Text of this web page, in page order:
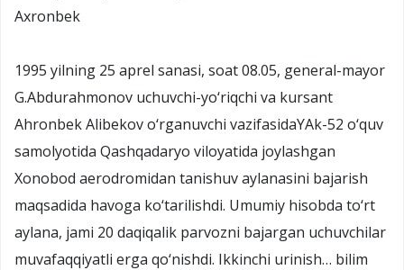
Axronbek
1995 yilning 25 aprel sanasi, soat 08.05, general-mayor
G.Abdurahmonov uchuvchi-yo‘riqchi va kursant
Ahronbek Alibekov o‘rganuvchi vazifasidaYAk-52 o‘quv
samolyotida Qashqadaryo viloyatida joylashgan
Xonobod aerodromidan tanishuv aylanasini bajarish
maqsadida havoga ko‘tarilishdi. Umumiy hisobda to‘rt
aylana, jami 20 daqiqalik parvozni bajargan uchuvchilar
muvafaqqiyatli erga qo‘nishdi. Ikkinchi urinish… bilim